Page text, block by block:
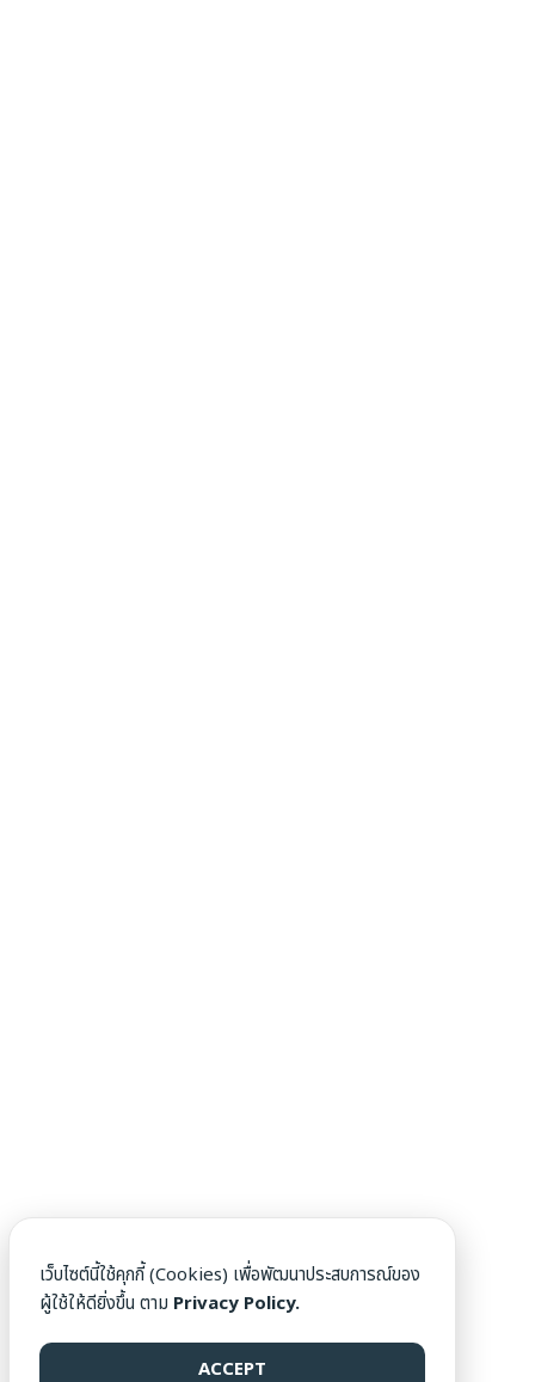
เว็บไซต์นี้ใช้คุกกี้ (Cookies) เพื่อพัฒนาประสบการณ์ของ
ผู้ใช้ให้ดียิ่งขึ้น ตาม Privacy Policy.
ACCEPT